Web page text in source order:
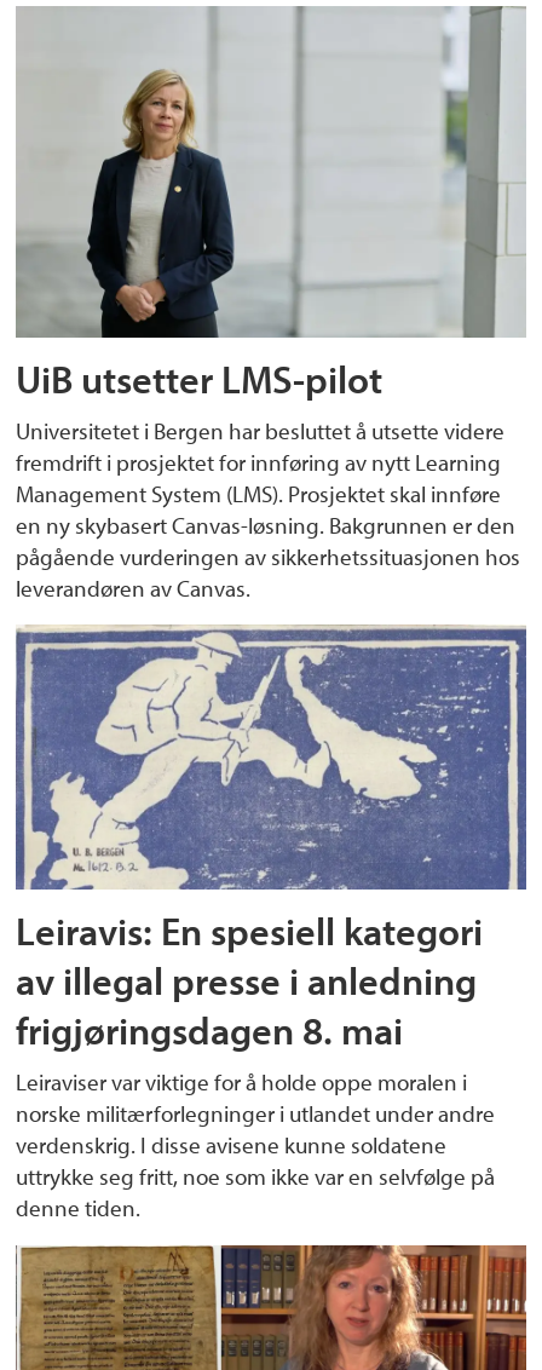
UiB utsetter LMS-pilot
Universitetet i Bergen har besluttet å utsette videre
fremdrift i prosjektet for innføring av nytt Learning
Management System (LMS). Prosjektet skal innføre
en ny skybasert Canvas-løsning. Bakgrunnen er den
pågående vurderingen av sikkerhetssituasjonen hos
leverandøren av Canvas.
Leiravis: En spesiell kategori
av illegal presse i anledning
frigjøringsdagen 8. mai
Leiraviser var viktige for å holde oppe moralen i
norske militærforlegninger i utlandet under andre
verdenskrig. I disse avisene kunne soldatene
uttrykke seg fritt, noe som ikke var en selvfølge på
denne tiden.